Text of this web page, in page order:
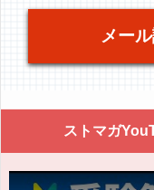
メー
ストマガ